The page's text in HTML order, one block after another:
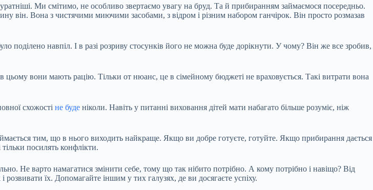
Ми смітимо, не особливо звертаємо увагу на бруд. Та й прибиранням займаємося посередньо.
Вона з чистячими миючими засобами, з відром і різним набором ганчірок. Він просто розмазав
поділено навпіл. І в разі розриву стосунків його не можна буде дорікнути. У чому? Він же все зробив,
вони мають рацію. Тільки от нюанс, це в сімейному бюджеті не враховується. Такі витрати вона
схожості не буде ніколи. Навіть у питанні виховання дітей мати набагато більше розуміє, ніж
тим, що в нього виходить найкраще. Якщо ви добре готуєте, готуйте. Якщо прибирання дається
посилять конфлікти.
Не варто намагатися змінити себе, тому що так нібито потрібно. А кому потрібно і навіщо? Від
розвивати їх. Допомагайте іншим у тих галузях, де ви досягаєте успіху.